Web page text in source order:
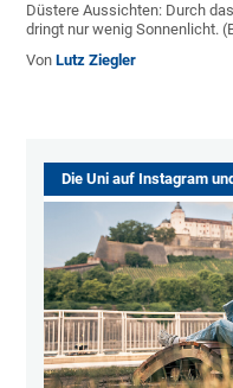
Düstere Aussichten: Durch
dringt nur wenig Sonnenlicht.
VonLutz Ziegler
Die Uni auf Instagram